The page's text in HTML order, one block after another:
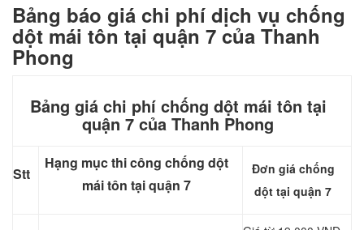
Bảng báo giá chi phí dịch vụ chống
dột mái tôn tại quận 7 của Thanh
Phong
Bảng giá chi phí chống dột mái tôn tại
quận 7 của Thanh Phong
Stt
Hạng mục thi công chống dột
mái tôn tại quận 7
Đơn giá chống
dột tại quận 7